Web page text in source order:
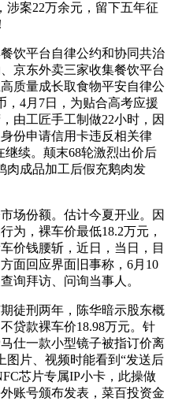
涉案22万余元，留下五年征
平台自律公约和协同共治
京东外卖三家收集餐饮平台
质量成长取食物平安自律公
，4月7日，为贴合高考应援
由工匠手工制做22小时，因
份申请信用卡违反相关律
继续。颠末68轮激烈出价后
肉成品加工后假充鹅肉发
份额。估计今夏开业。因
为，裸车价最低18.2万元，
价钱腰斩，近日，当日，目
面回应界面旧事称，6月10
询拜访、问询当事人。
刑两年，陈华暗示股东概
贷款裸车价18.98万元。针
仕一款小型镜子被指订价离
图片、视频时能看到“发送后
芯片专属IP小卡，此操做
账号颁布发表，菜百投资金